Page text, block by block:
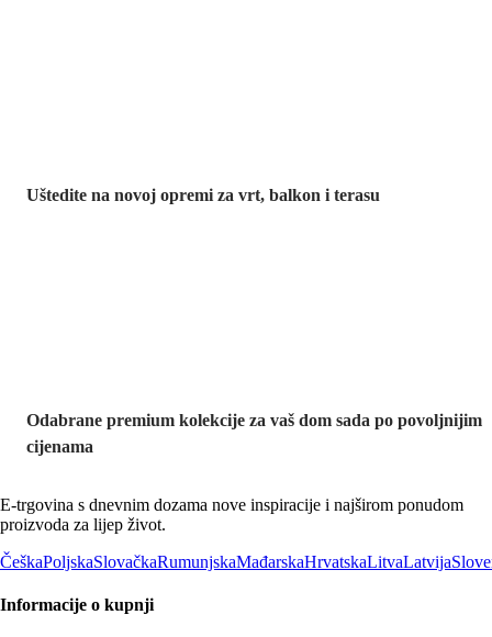
Uštedite na novoj opremi za vrt, balkon i terasu
Odabrane premium kolekcije za vaš dom sada po povoljnijim
cijenama
E-trgovina s dnevnim dozama nove inspiracije i najširom ponudom
proizvoda za lijep život.
ČeškaPoljskaSlovačkaRumunjskaMađarskaHrvatskaLitvaLatvija
Informacije o kupnji